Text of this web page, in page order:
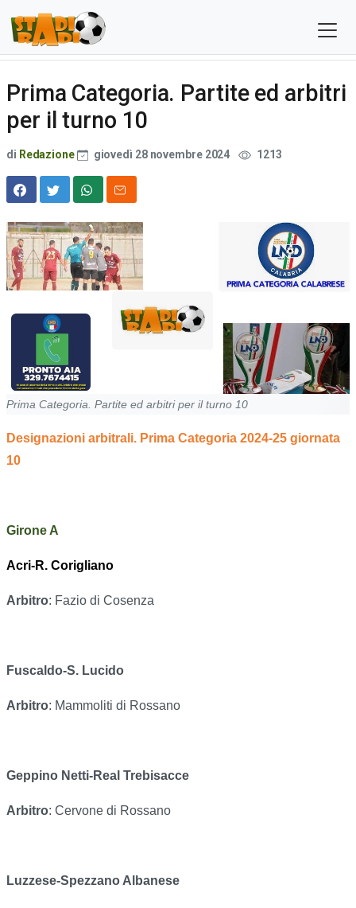
Prima Categoria. Partite ed arbitri
per il turno 10
di Redazione giovedì 28 novembre 2024 1213
Prima Categoria. Partite ed arbitri per il turno 10
Designazioni arbitrali. Prima Categoria 2024-25 giornata
10
Girone A
Acri-R. Corigliano
Arbitro: Fazio di Cosenza
Fuscaldo-S. Lucido
Arbitro: Mammoliti di Rossano
Geppino Netti-Real Trebisacce
Arbitro: Cervone di Rossano
Luzzese-Spezzano Albanese